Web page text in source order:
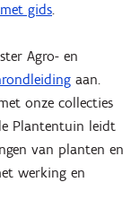
gids.
Agro- en
aan.
onze collecties
Plantentuin leidt
van planten en
werking en